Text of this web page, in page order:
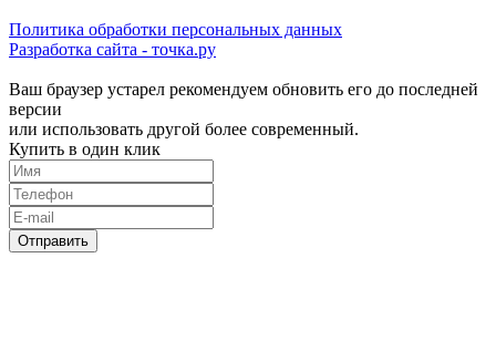
Политика обработки персональных данных
Разработка сайта - точка.ру
Ваш браузер устарел рекомендуем обновить его до последней
версии
или использовать другой более современный.
Купить в один клик
Отправить